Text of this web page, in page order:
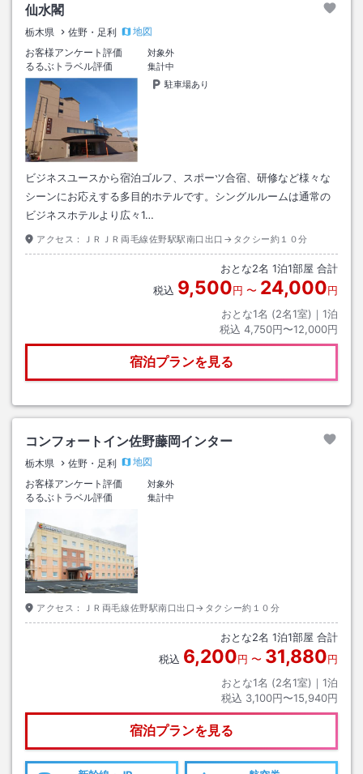
仙水閣
栃木県 佐野・足利
地図
お客様アンケート評価
対象外
るるぶトラベル評価
集計中
駐車場あり
ビジネスユースから宿泊ゴルフ、スポーツ合宿、研修など様々な
シーンにお応えする多目的ホテルです。シングルルームは通常の
ビジネスホテルより広々1…
アクセス： ＪＲＪＲ両毛線佐野駅駅南口出口→タクシー約１０分
おとな2名 1泊1部屋 合計
税込 9,500円 〜 24,000円
おとな1名 (2名1室)｜ 1泊
税込 4,750円〜12,000円
宿泊プランを見る
コンフォートイン佐野藤岡インター
栃木県 佐野・足利
地図
お客様アンケート評価
対象外
るるぶトラベル評価 集計中
アクセス： ＪＲ両毛線佐野駅南口出口→タクシー約１０分
おとな2名 1泊1部屋 合計
税込 6,200円 〜 31,880円
おとな1名 (2名1室)｜ 1泊
税込 3,100円〜15,940円
宿泊プランを見る